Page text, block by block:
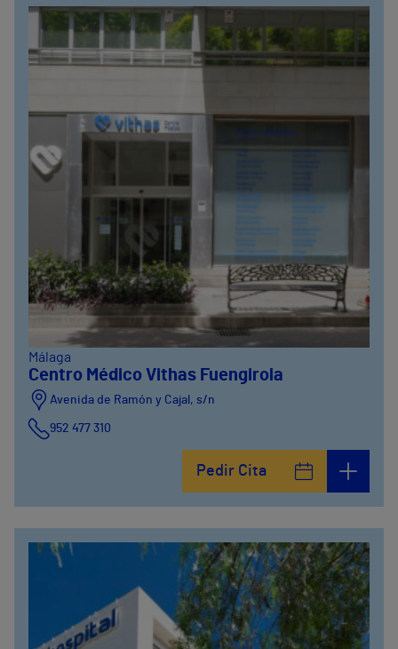
Málaga
Centro Médico Vithas Fuengirola
Avenida de Ramón y Cajal, s/n
952 477 310
Pedir Cita